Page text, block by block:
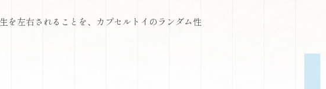
を左右されることを、カプセルトイのランダム性